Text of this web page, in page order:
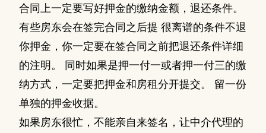
合同上一定要写好押金的缴纳金额，退还条件。
有些房东会在签完合同之后提 很离谱的条件不退
你押金，你一定要在签合同之前把退还条件详细
的注明。 同时如果是押一付一或者押一付三的缴
纳方式，一定要把押金和房租分开提交。 留一份
单独的押金收据。
如果房东很忙，不能亲自来签名，让中介代理的